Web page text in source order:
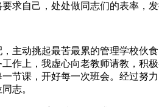
求自己，处处做同志们的表率，
主动挑起最苦最累的管理学校伙
作上，我虚心向老教师请教，积
节课，开好每一次班会。经过努
志。